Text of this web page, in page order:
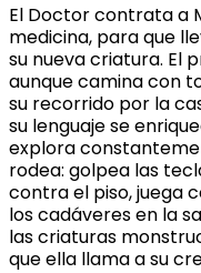
El Doctor contrata a
medicina, para que
su nueva criatura. El
aunque camina con
su recorrido por la
su lenguaje se
explora
rodea: golpea las
contra el piso, juega
los cadáveres en la
las criaturas
que ella llama a su